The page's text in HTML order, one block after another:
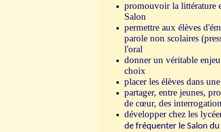
promouvoir la littérature
Salon
permettre aux élèves
parole non scolaires
l'oral
donner un véritable
choix
placer les élèves dans
partager, entre jeunes,
de cœur, des
développer chez les
de fréquenter le Salon